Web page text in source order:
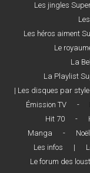
Les jingles
Les héros aiment
Le
La
La Playlist
| Les disques par style
Émission TV
-
Hit 70
-
Manga
- Noël
Les infos
|
Le forum des